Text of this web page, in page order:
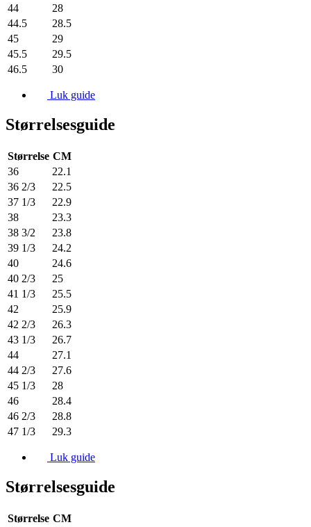
44
28
44.5
28.5
45
29
45.5
29.5
46.5
30
Luk guide
Størrelsesguide
Størrelse CM
36
22.1
36 2/3
22.5
37 1/3
22.9
38
23.3
38 3/2
23.8
39 1/3
24.2
40
24.6
40 2/3
25
41 1/3
25.5
42
25.9
42 2/3
26.3
43 1/3
26.7
44
27.1
44 2/3
27.6
45 1/3
28
46
28.4
46 2/3
28.8
47 1/3
29.3
Luk guide
Størrelsesguide
Størrelse CM